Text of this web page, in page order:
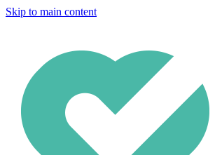
Skip to main content